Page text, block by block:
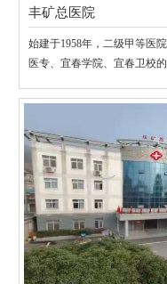
丰矿总医院
始建于1958年，二级甲等医
医专、宜春学院、宜春卫校